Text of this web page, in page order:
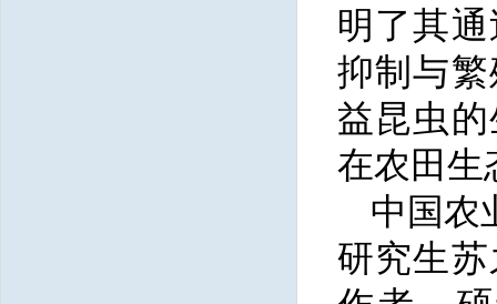
明了其
抑制与
益昆虫
在农田生
中国农
研究生